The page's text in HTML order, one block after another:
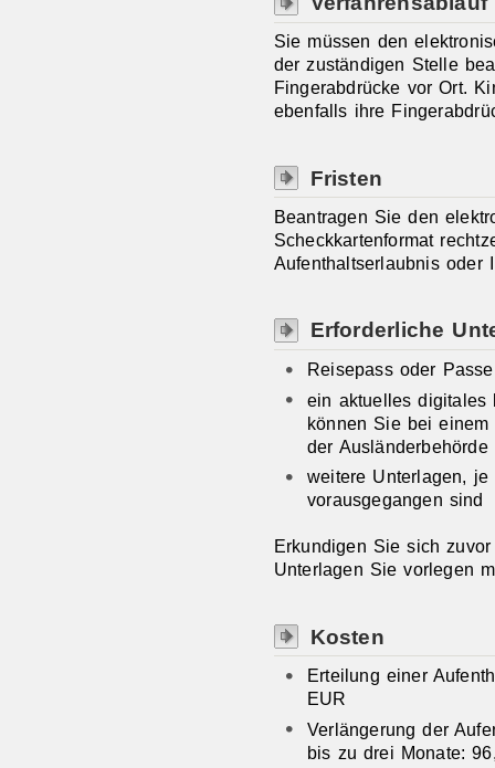
Sie müssen den
der zuständigen Stelle
Fingerabdrücke vor Ort.
ebenfalls ihre
Fristen
Beantragen Sie den
Scheckkartenformat
Aufenthaltserlaubnis oder
Erforderliche
Reisepass oder
ein aktuelles digitales
können Sie bei
der
weitere Unterlagen, je
vorausgegangen sind
Erkundigen Sie sich
Unterlagen Sie vorlegen
Kosten
Erteilung einer
EUR
Verlängerung der
bis zu drei Monate: